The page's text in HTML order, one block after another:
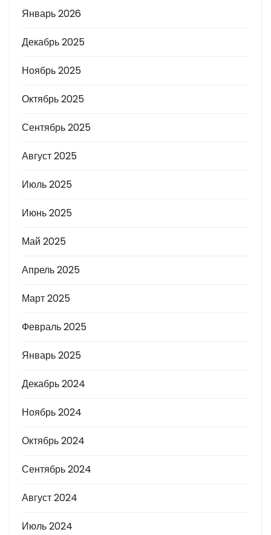
Январь 2026
Декабрь 2025
Ноябрь 2025
Октябрь 2025
Сентябрь 2025
Август 2025
Июль 2025
Июнь 2025
Май 2025
Апрель 2025
Март 2025
Февраль 2025
Январь 2025
Декабрь 2024
Ноябрь 2024
Октябрь 2024
Сентябрь 2024
Август 2024
Июль 2024